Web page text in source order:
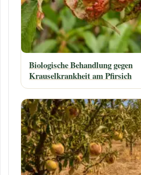
Biologische Behandlung gegen
Krauselkrankheit am Pfirsich